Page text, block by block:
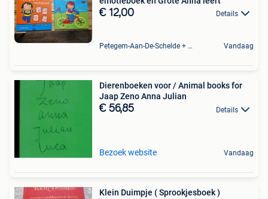
€ 12,00 Details
Petegem-Aan-De-Schelde + Deel Van Oudenaarde Vandaag
Dierenboeken voor / Animal books for
Jaap Zeno Anna Julian
€ 56,85 Details
Bezoek website Vandaag
Klein Duimpje ( Sprookjesboek )